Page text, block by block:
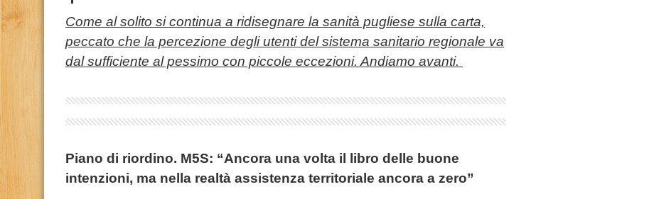
Come al solito si continua a ridisegnare la sanità pugliese sulla carta,
peccato che la percezione degli utenti del sistema sanitario regionale va
dal sufficiente al pessimo con piccole eccezioni. Andiamo avanti.
Piano di riordino. M5S: “Ancora una volta il libro delle buone
intenzioni, ma nella realtà assistenza territoriale ancora a zero”